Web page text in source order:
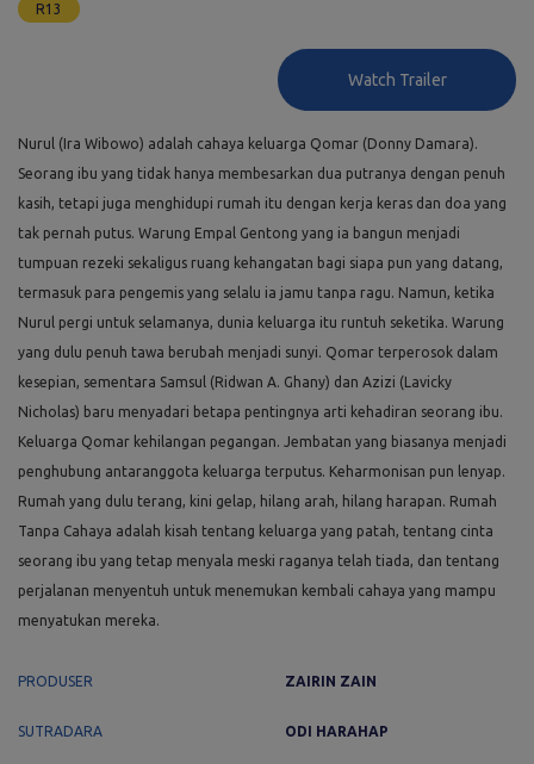
R13
Watch Trailer
Nurul (Ira Wibowo) adalah cahaya keluarga Qomar (Donny Damara).
Seorang ibu yang tidak hanya membesarkan dua putranya dengan penuh
kasih, tetapi juga menghidupi rumah itu dengan kerja keras dan doa yang
tak pernah putus. Warung Empal Gentong yang ia bangun menjadi
tumpuan rezeki sekaligus ruang kehangatan bagi siapa pun yang datang,
termasuk para pengemis yang selalu ia jamu tanpa ragu. Namun, ketika
Nurul pergi untuk selamanya, dunia keluarga itu runtuh seketika. Warung
yang dulu penuh tawa berubah menjadi sunyi. Qomar terperosok dalam
kesepian, sementara Samsul (Ridwan A. Ghany) dan Azizi (Lavicky
Nicholas) baru menyadari betapa pentingnya arti kehadiran seorang ibu.
Keluarga Qomar kehilangan pegangan. Jembatan yang biasanya menjadi
penghubung antaranggota keluarga terputus. Keharmonisan pun lenyap.
Rumah yang dulu terang, kini gelap, hilang arah, hilang harapan. Rumah
Tanpa Cahaya adalah kisah tentang keluarga yang patah, tentang cinta
seorang ibu yang tetap menyala meski raganya telah tiada, dan tentang
perjalanan menyentuh untuk menemukan kembali cahaya yang mampu
menyatukan mereka.
PRODUSER ZAIRIN ZAIN
SUTRADARA ODI HARAHAP